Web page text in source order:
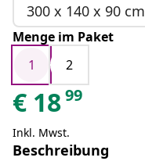
300 x 140 x 90 cm
Menge im Paket
1
2
€ 1899
Inkl. Mwst.
Beschreibung